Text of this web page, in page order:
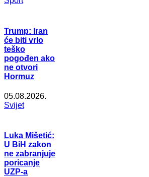
Trump: Iran
će biti vrlo
teško
pogođen ako
ne otvori
Hormuz
05.08.2026.
Svijet
Luka Mišetić:
U BiH zakon
ne zabranjuje
poricanje
UZP-a